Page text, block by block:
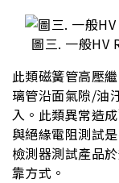
圖三. 一般HV
此類磁簧管高壓
璃管沿面氣隙/油
入。此類異常造
與絕緣電阻測試
檢測器測試產品
靠方式。